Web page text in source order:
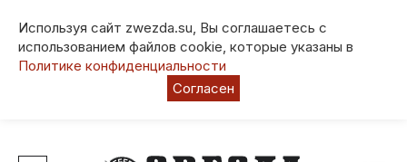
Используя сайт zwezda.su, Вы соглашаетесь с
использованием файлов cookie, которые указаны в
Политике конфиденциальности
Согласен